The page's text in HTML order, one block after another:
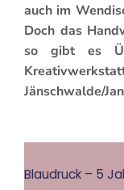
auch im
Doch das
so gibt es
Jänschwalde/
Blaudruck – 5